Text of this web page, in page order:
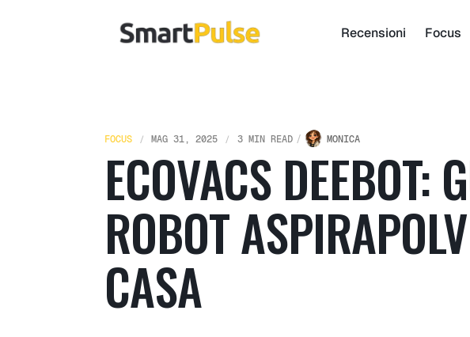
Recensioni Focus
FOCUS MAG 31, 2025 3 MIN READ MONICA
ECOVACS DEEBOT:
ROBOT
CASA